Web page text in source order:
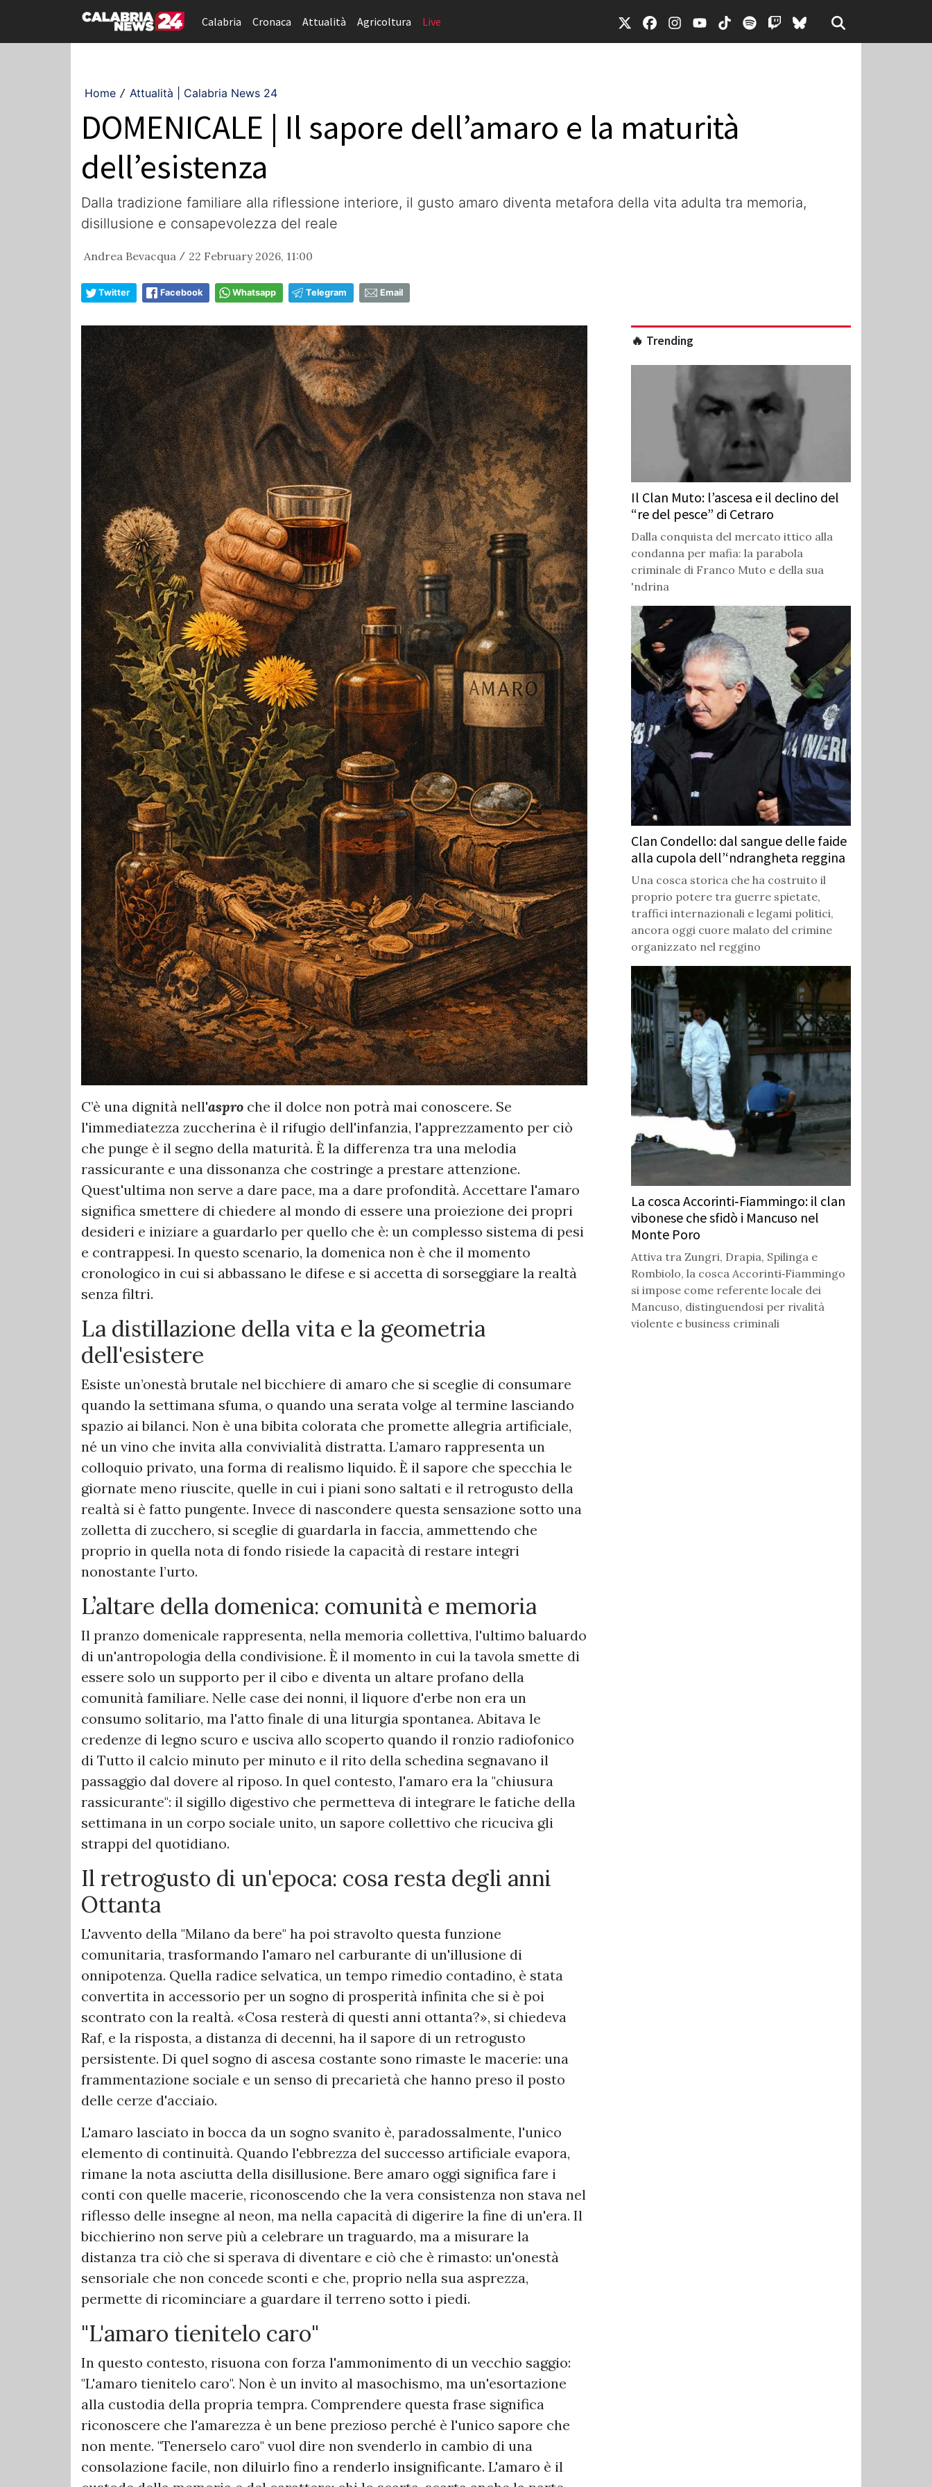
Calabria Cronaca Attualità Agricoltura Live
Home / Attualità | Calabria News 24
DOMENICALE | Il sapore dell’amaro e la maturità
dell’esistenza
Dalla tradizione familiare alla riflessione interiore, il gusto amaro diventa metafora della vita adulta tra memoria,
disillusione e consapevolezza del reale
Andrea Bevacqua / 22 February 2026, 11:00
Twitter Facebook Whatsapp Telegram Email
C’è una dignità nell'aspro che il dolce non potrà mai conoscere. Se
l'immediatezza zuccherina è il rifugio dell'infanzia, l'apprezzamento per ciò
che punge è il segno della maturità. È la differenza tra una melodia
rassicurante e una dissonanza che costringe a prestare attenzione.
Quest'ultima non serve a dare pace, ma a dare profondità. Accettare l'amaro
significa smettere di chiedere al mondo di essere una proiezione dei propri
desideri e iniziare a guardarlo per quello che è: un complesso sistema di pesi
e contrappesi. In questo scenario, la domenica non è che il momento
cronologico in cui si abbassano le difese e si accetta di sorseggiare la realtà
senza filtri.
​La distillazione della vita e la geometria
dell'esistere
​Esiste un’onestà brutale nel bicchiere di amaro che si sceglie di consumare
quando la settimana sfuma, o quando una serata volge al termine lasciando
spazio ai bilanci. Non è una bibita colorata che promette allegria artificiale,
né un vino che invita alla convivialità distratta. L’amaro rappresenta un
colloquio privato, una forma di realismo liquido. È il sapore che specchia le
giornate meno riuscite, quelle in cui i piani sono saltati e il retrogusto della
realtà si è fatto pungente. Invece di nascondere questa sensazione sotto una
zolletta di zucchero, si sceglie di guardarla in faccia, ammettendo che
proprio in quella nota di fondo risiede la capacità di restare integri
nonostante l’urto.
​L’altare della domenica: comunità e memoria
​Il pranzo domenicale rappresenta, nella memoria collettiva, l'ultimo baluardo
di un'antropologia della condivisione. È il momento in cui la tavola smette di
essere solo un supporto per il cibo e diventa un altare profano della
comunità familiare. Nelle case dei nonni, il liquore d'erbe non era un
consumo solitario, ma l'atto finale di una liturgia spontanea. Abitava le
credenze di legno scuro e usciva allo scoperto quando il ronzio radiofonico
di Tutto il calcio minuto per minuto e il rito della schedina segnavano il
passaggio dal dovere al riposo. In quel contesto, l'amaro era la "chiusura
rassicurante": il sigillo digestivo che permetteva di integrare le fatiche della
settimana in un corpo sociale unito, un sapore collettivo che ricuciva gli
strappi del quotidiano.
​Il retrogusto di un'epoca: cosa resta degli anni
Ottanta
​L'avvento della "Milano da bere" ha poi stravolto questa funzione
comunitaria, trasformando l'amaro nel carburante di un'illusione di
onnipotenza. Quella radice selvatica, un tempo rimedio contadino, è stata
convertita in accessorio per un sogno di prosperità infinita che si è poi
scontrato con la realtà. «Cosa resterà di questi anni ottanta?», si chiedeva
Raf, e la risposta, a distanza di decenni, ha il sapore di un retrogusto
persistente. Di quel sogno di ascesa costante sono rimaste le macerie: una
frammentazione sociale e un senso di precarietà che hanno preso il posto
delle cerze d'acciaio.
​L'amaro lasciato in bocca da un sogno svanito è, paradossalmente, l'unico
elemento di continuità. Quando l'ebbrezza del successo artificiale evapora,
rimane la nota asciutta della disillusione. Bere amaro oggi significa fare i
conti con quelle macerie, riconoscendo che la vera consistenza non stava nel
riflesso delle insegne al neon, ma nella capacità di digerire la fine di un'era. Il
bicchierino non serve più a celebrare un traguardo, ma a misurare la
distanza tra ciò che si sperava di diventare e ciò che è rimasto: un'onestà
sensoriale che non concede sconti e che, proprio nella sua asprezza,
permette di ricominciare a guardare il terreno sotto i piedi.
​"L'amaro tienitelo caro"
​In questo contesto, risuona con forza l'ammonimento di un vecchio saggio:
"L'amaro tienitelo caro". Non è un invito al masochismo, ma un'esortazione
alla custodia della propria tempra. Comprendere questa frase significa
riconoscere che l'amarezza è un bene prezioso perché è l'unico sapore che
non mente. "Tenerselo caro" vuol dire non svenderlo in cambio di una
consolazione facile, non diluirlo fino a renderlo insignificante. L'amaro è il
🔥 Trending
Il Clan Muto: l’ascesa e il declino del
“re del pesce” di Cetraro
Dalla conquista del mercato ittico alla
condanna per mafia: la parabola
criminale di Franco Muto e della sua
'ndrina
Clan Condello: dal sangue delle faide
alla cupola dell’‘ndrangheta reggina
Una cosca storica che ha costruito il
proprio potere tra guerre spietate,
traffici internazionali e legami politici,
ancora oggi cuore malato del crimine
organizzato nel reggino
La cosca Accorinti‑Fiammingo: il clan
vibonese che sfidò i Mancuso nel
Monte Poro
Attiva tra Zungri, Drapia, Spilinga e
Rombiolo, la cosca Accorinti‑Fiammingo
si impose come referente locale dei
Mancuso, distinguendosi per rivalità
violente e business criminali